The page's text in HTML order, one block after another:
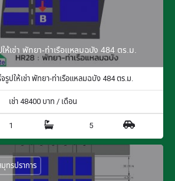
ให้เช่า พัทยา-ท่าเรือแหลมฉบัง 484 ตร.ม.
จรูปให้เช่า พัทยา-ท่าเรือแหลมฉบัง 484 ตร.ม.
เช่า48400 บาท / เดือน
1 5
ทรปราการ